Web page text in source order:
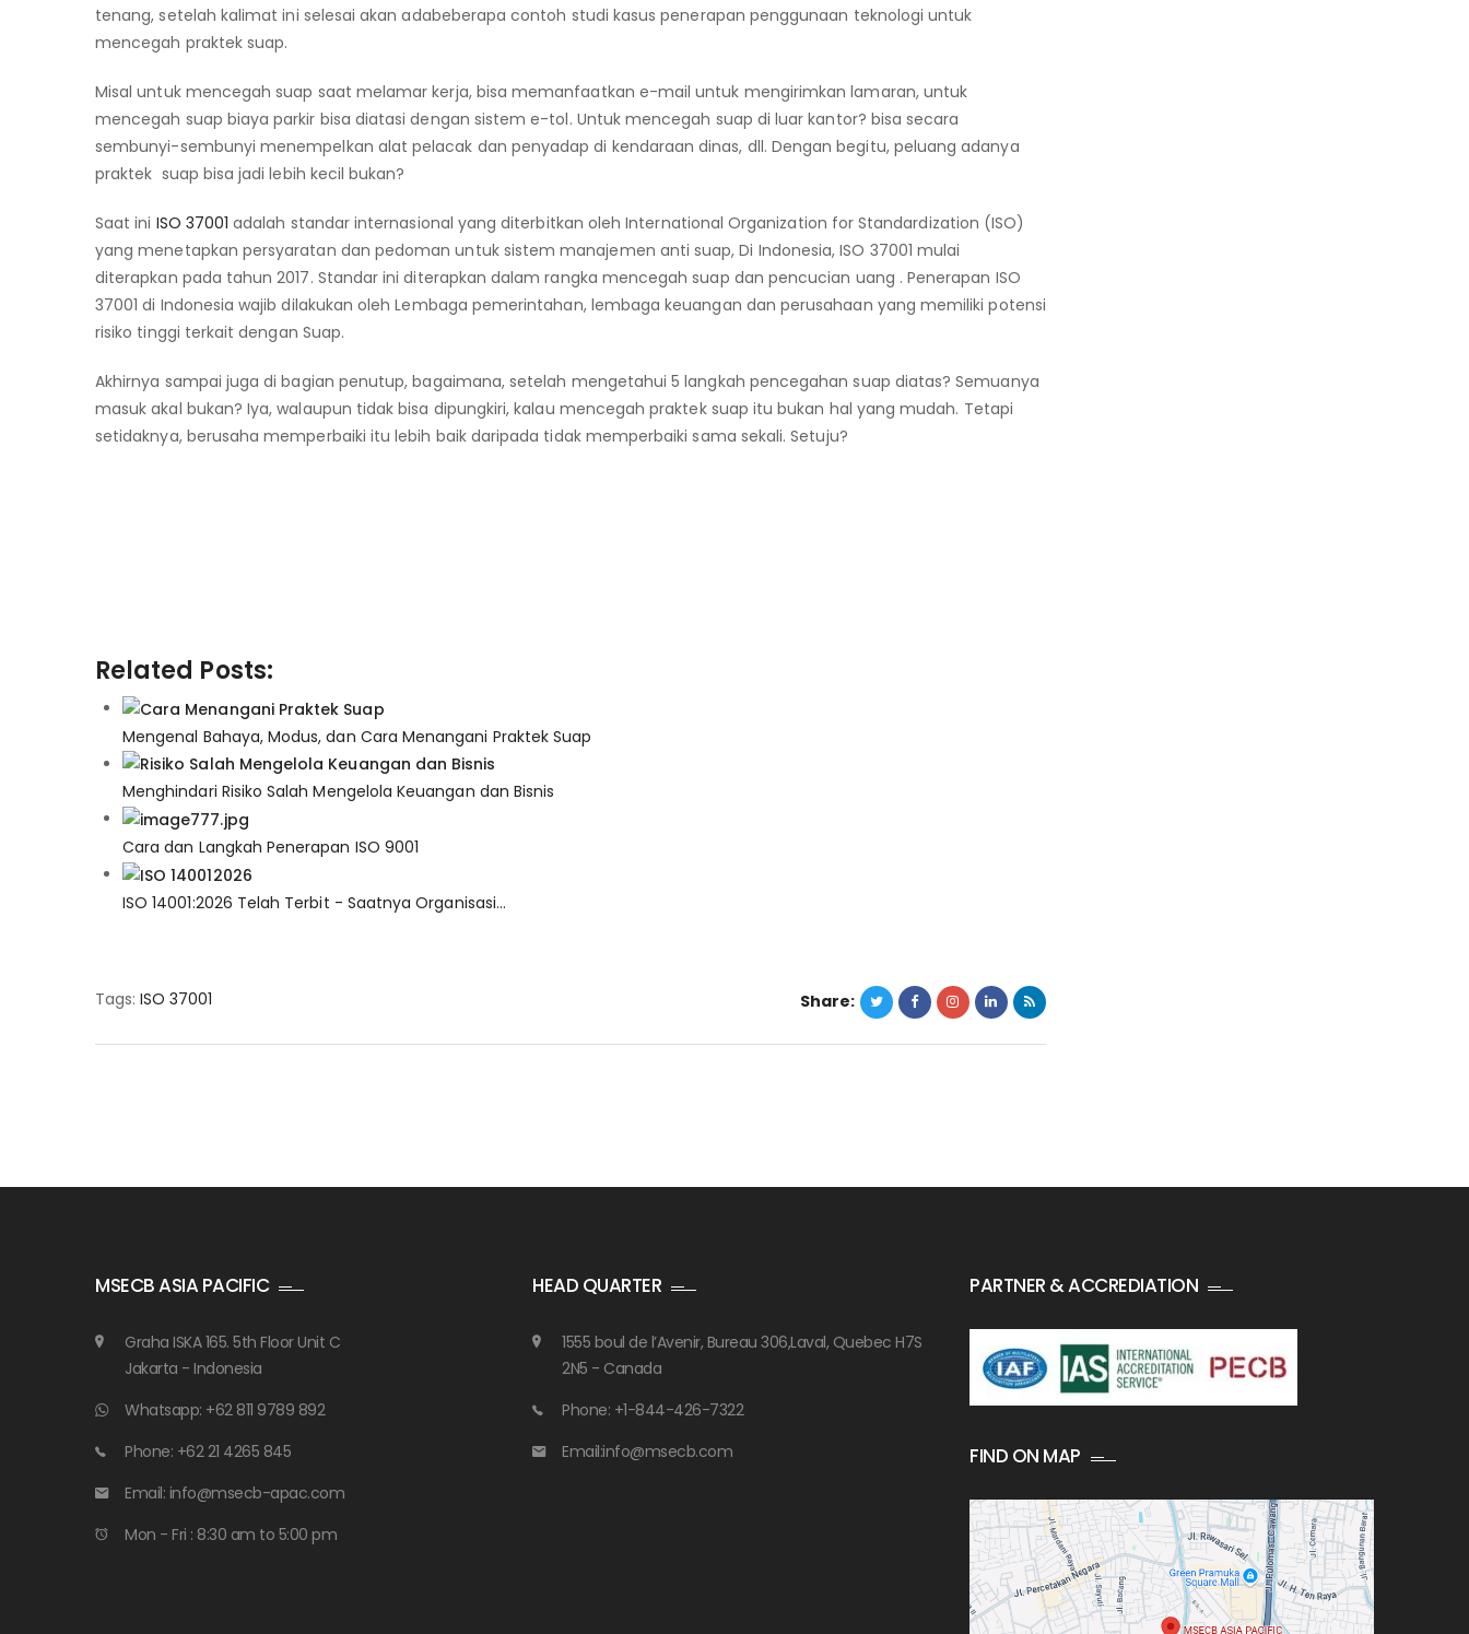
tenang, setelah kalimat ini selesai akan adabeberapa contoh studi kasus penerapan penggunaan teknologi untuk
mencegah praktek suap.
Misal untuk mencegah suap saat melamar kerja, bisa memanfaatkan e-mail untuk mengirimkan lamaran, untuk
mencegah suap biaya parkir bisa diatasi dengan sistem e-tol. Untuk mencegah suap di luar kantor? bisa secara
sembunyi-sembunyi menempelkan alat pelacak dan penyadap di kendaraan dinas, dll. Dengan begitu, peluang adanya
praktek suap bisa jadi lebih kecil bukan?
Saat ini ISO 37001 adalah standar internasional yang diterbitkan oleh International Organization for Standardization (ISO)
yang menetapkan persyaratan dan pedoman untuk sistem manajemen anti suap, Di Indonesia, ISO 37001 mulai
diterapkan pada tahun 2017. Standar ini diterapkan dalam rangka mencegah suap dan pencucian uang . Penerapan ISO
37001 di Indonesia wajib dilakukan oleh Lembaga pemerintahan, lembaga keuangan dan perusahaan yang memiliki potensi
risiko tinggi terkait dengan Suap.
Akhirnya sampai juga di bagian penutup, bagaimana, setelah mengetahui 5 langkah pencegahan suap diatas? Semuanya
masuk akal bukan? Iya, walaupun tidak bisa dipungkiri, kalau mencegah praktek suap itu bukan hal yang mudah. Tetapi
setidaknya, berusaha memperbaiki itu lebih baik daripada tidak memperbaiki sama sekali. Setuju?
Related Posts:
Mengenal Bahaya, Modus, dan Cara Menangani Praktek Suap
Menghindari Risiko Salah Mengelola Keuangan dan Bisnis
Cara dan Langkah Penerapan ISO 9001
ISO 14001:2026 Telah Terbit - Saatnya Organisasi…
Tags: ISO 37001 Share:
MSECB ASIA PACIFIC
Graha ISKA 165. 5th Floor Unit C
Jakarta - Indonesia
Whatsapp: +62 811 9789 892
Phone: +62 21 4265 845
Email: info@msecb-apac.com
Mon - Fri : 8:30 am to 5:00 pm
HEAD QUARTER
1555 boul de l’Avenir, Bureau 306,Laval, Quebec H7S
2N5 - Canada
Phone: +1-844-426-7322
Email:info@msecb.com
PARTNER & ACCREDIATION
FIND ON MAP